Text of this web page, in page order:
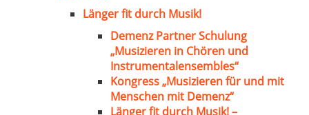
Länger fit durch Musik!
Demenz Partner Schulung
„Musizieren in Chören und
Instrumentalensembles“
Kongress „Musizieren für und mit
Menschen mit Demenz“
Länger fit durch Musik! –